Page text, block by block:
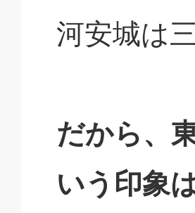
河安城は
だから、
いう印象